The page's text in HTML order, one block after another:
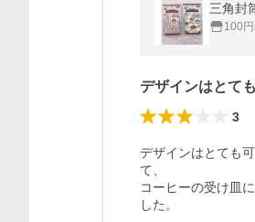
三角
100
デザインはとて
3
デザインはとても
て、
コーヒーの受け皿
した。